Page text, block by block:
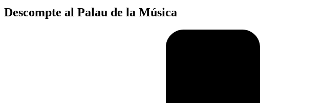
Descompte al Palau de la Música